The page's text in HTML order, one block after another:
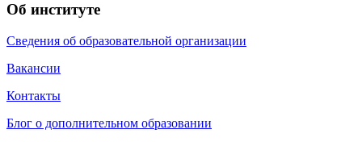
Об институте
Сведения об образовательной организации
Вакансии
Контакты
Блог о дополнительном образовании